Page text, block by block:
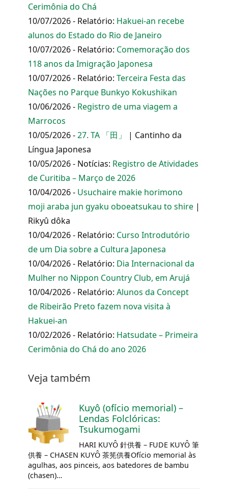
Cerimônia do Chá
10/07/2026 - Relatório: Hakuei-an recebe
alunos do Estado do Rio de Janeiro
10/07/2026 - Relatório: Comemoração dos
118 anos da Imigração Japonesa
10/07/2026 - Relatório: Terceira Festa das
Nações no Parque Bunkyo Kokushikan
10/06/2026 - Registro de uma viagem a
Marrocos
10/05/2026 -27. TA 「田」
| Cantinho da
Língua Japonesa
10/05/2026 - Notícias: Registro de Atividades
de Curitiba – Março de 2026
10/04/2026 - Usuchaire makie horimono
moji araba jun gyaku oboeatsukau to shire |
Rikyû dôka
10/04/2026 - Relatório: Curso Introdutório
de um Dia sobre a Cultura Japonesa
10/04/2026 - Relatório: Dia Internacional da
Mulher no Nippon Country Club, em Arujá
10/04/2026 - Relatório: Alunos da Concept
de Ribeirão Preto fazem nova visita à
Hakuei-an
10/02/2026 - Relatório: Hatsudate – Primeira
Cerimônia do Chá do ano 2026
Veja também
Kuyô (ofício memorial) –
Lendas Folclóricas:
Tsukumogami
HARI KUYÔ 針供養 – FUDE KUYÔ 筆
供養 – CHASEN KUYÔ 茶筅供養Ofício memorial às
agulhas, aos pinceis, aos batedores de bambu
(chasen)…